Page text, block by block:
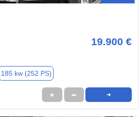
19.900 €
185 kw (252 PS)
★ ➦ ➜